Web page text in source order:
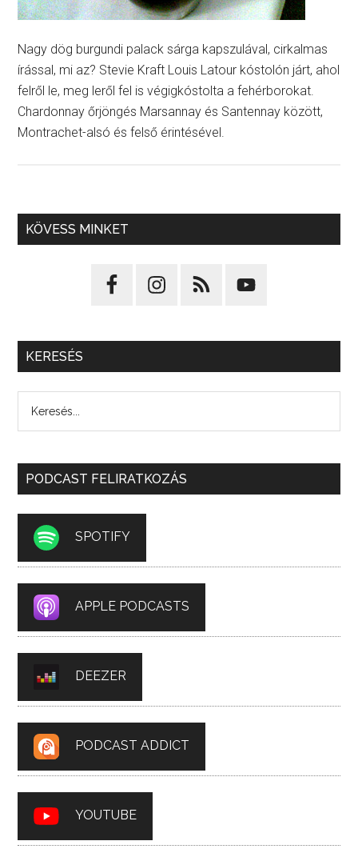
Nagy dög burgundi palack sárga kapszulával, cirkalmas
írással, mi az? Stevie Kraft Louis Latour kóstolón járt, ahol
felről le, meg leről fel is végigkóstolta a fehérborokat.
Chardonnay őrjöngés Marsannay és Santennay között,
Montrachet-alsó és felső érintésével.
KÖVESS MINKET
KERESÉS
PODCAST FELIRATKOZÁS
SPOTIFY
APPLE PODCASTS
DEEZER
PODCAST ADDICT
YOUTUBE